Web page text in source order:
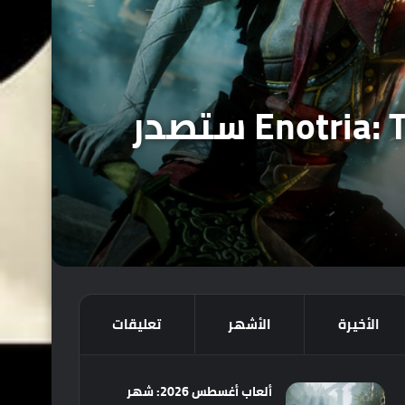
بعد اعتذار شركة Microsoft لعبة Enotria: The Last Song ستصدر
الأخيرة الأشهر تعليقات
ألعاب أغسطس 2026: شهر